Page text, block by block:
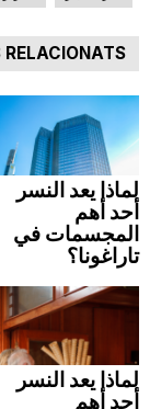
a
لماذا يعد النسر
أحد أهم
المجسمات في
تاراغونا؟
لماذا يعد النسر
أحد أهم